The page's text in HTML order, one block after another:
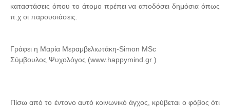
καταστάσεις όπου το άτομο πρέπει να αποδόσει δημόσια όπως
π.χ οι παρουσιάσεις.
Γράφει η Μαρία Μεραμβελιωτάκη-Simon MSc
Σύμβουλος Ψυχολόγος (www.happymind.gr )
Πίσω από το έντονο αυτό κοινωνικό άγχος, κρύβεται ο φόβος ότι